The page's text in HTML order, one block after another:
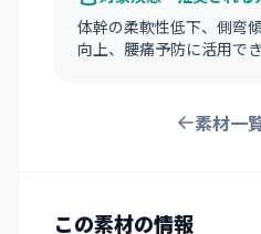
体幹の柔軟性低下、側弯
向上、腰痛予防に活用でき
素材一
この素材の情報